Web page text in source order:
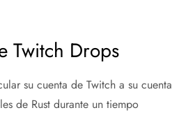
Twitch Drops
su cuenta de Twitch a su cuenta
de Rust durante un tiempo